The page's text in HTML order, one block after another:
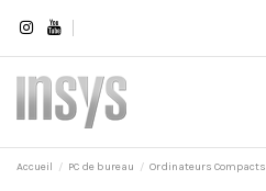
Accueil PC de bureau Ordinateurs Compacts